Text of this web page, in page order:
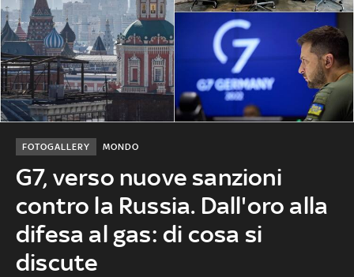
G7, verso nuove sanzioni
contro la Russia. Dall'oro alla
difesa al gas: di cosa si
discute
MONDO
FOTOGALLERY